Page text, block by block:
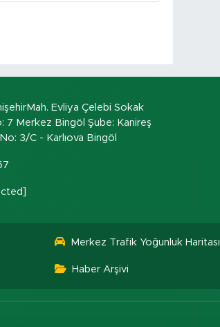
Evliya Çelebi Sokak
7 Merkez Bingöl Şube: Kanireş
3/C - Karlıova Bingöl
Merkez Trafik Yoğunluk Haritası
Haber Arşivi